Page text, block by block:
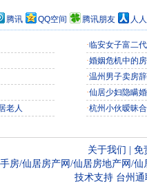
腾讯 QQ空间 腾讯朋友 人
老人
·临安女子富二
·婚姻危机中的
·温州男子卖房
·仙居少妇隐瞒
·杭州小伙暧昧
关于我们
免
房/仙居房产网/仙居房地产网/
技术支持 台州